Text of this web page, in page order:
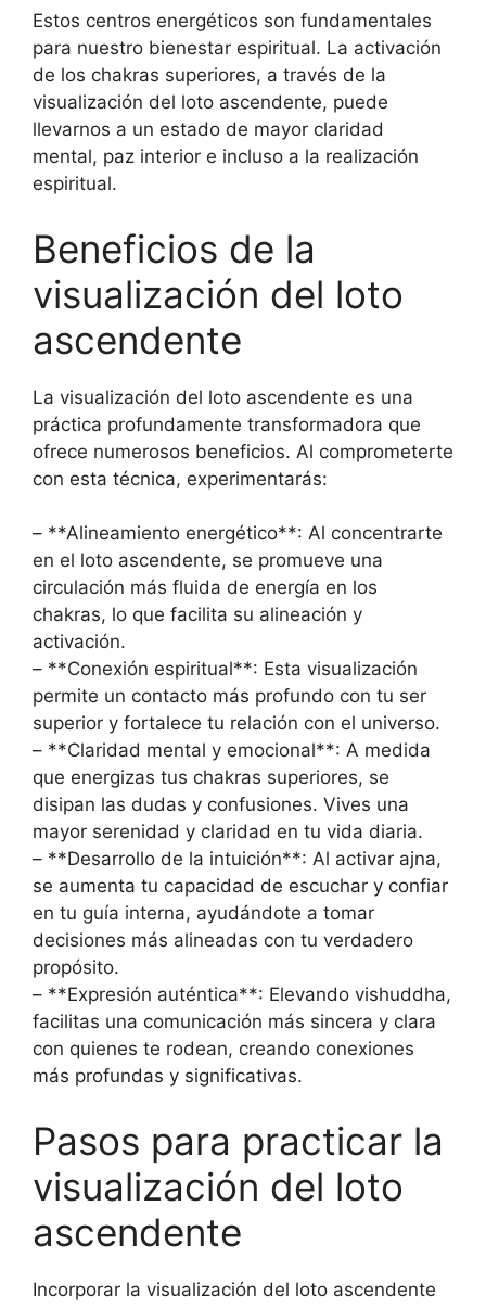
Estos centros energéticos son fundamentales
para nuestro bienestar espiritual. La activación
de los chakras superiores, a través de la
visualización del loto ascendente, puede
llevarnos a un estado de mayor claridad
mental, paz interior e incluso a la realización
espiritual.
Beneficios de la
visualización del loto
ascendente
La visualización del loto ascendente es una
práctica profundamente transformadora que
ofrece numerosos beneficios. Al comprometerte
con esta técnica, experimentarás:
– **Alineamiento energético**: Al concentrarte
en el loto ascendente, se promueve una
circulación más fluida de energía en los
chakras, lo que facilita su alineación y
activación.
– **Conexión espiritual**: Esta visualización
permite un contacto más profundo con tu ser
superior y fortalece tu relación con el universo.
– **Claridad mental y emocional**: A medida
que energizas tus chakras superiores, se
disipan las dudas y confusiones. Vives una
mayor serenidad y claridad en tu vida diaria.
– **Desarrollo de la intuición**: Al activar ajna,
se aumenta tu capacidad de escuchar y confiar
en tu guía interna, ayudándote a tomar
decisiones más alineadas con tu verdadero
propósito.
– **Expresión auténtica**: Elevando vishuddha,
facilitas una comunicación más sincera y clara
con quienes te rodean, creando conexiones
más profundas y significativas.
Pasos para practicar la
visualización del loto
ascendente
Incorporar la visualización del loto ascendente